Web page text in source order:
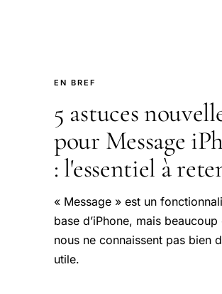
EN BREF
5 astuces
pour Message
: l'essentiel à
« Message » est un
base d’iPhone, mais beaucoup
nous ne connaissent pas bien
utile.